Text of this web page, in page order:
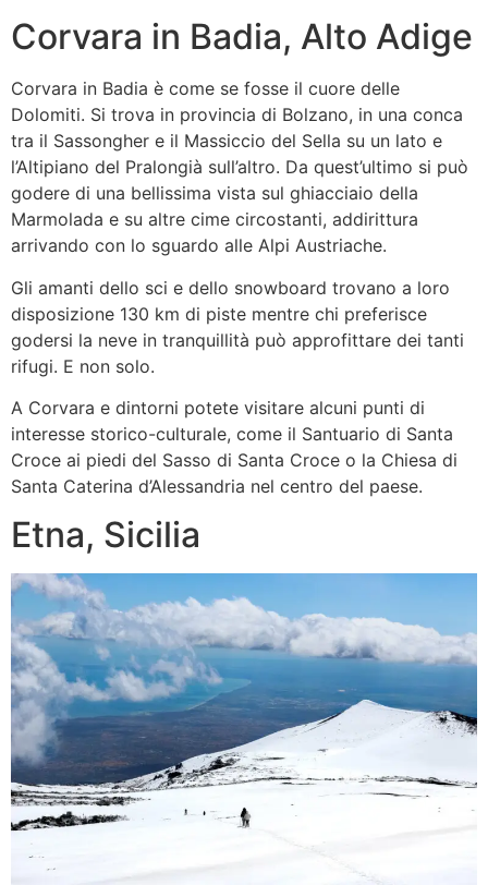
Corvara in Badia, Alto Adige
Corvara in Badia è come se fosse il cuore delle
Dolomiti. Si trova in provincia di Bolzano, in una conca
tra il Sassongher e il Massiccio del Sella su un lato e
l’Altipiano del Pralongià sull’altro. Da quest’ultimo si può
godere di una bellissima vista sul ghiacciaio della
Marmolada e su altre cime circostanti, addirittura
arrivando con lo sguardo alle Alpi Austriache.
Gli amanti dello sci e dello snowboard trovano a loro
disposizione 130 km di piste mentre chi preferisce
godersi la neve in tranquillità può approfittare dei tanti
rifugi. E non solo.
A Corvara e dintorni potete visitare alcuni punti di
interesse storico-culturale, come il Santuario di Santa
Croce ai piedi del Sasso di Santa Croce o la Chiesa di
Santa Caterina d’Alessandria nel centro del paese.
Etna, Sicilia